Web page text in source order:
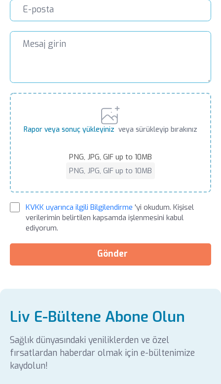
Üniversitesi Sağlık Hizmetleri MYO
2023-2025 İstanbul Rumeli
Üniversitesi Sağlık Bilimleri Fakültesi
Profesör
Rapor veya sonuç yükleyiniz veya sürükleyip bırakınız
PNG, JPG, GIF up to 10MB
PNG, JPG, GIF up to 10MB
KVKK uyarınca ilgili Bilgilendirme 'yi okudum. Kişisel
verilerimin belirtilen kapsamda işlenmesini kabul
ediyorum.
Gönder
Liv E-Bültene Abone Olun
Sağlık dünyasındaki yeniliklerden ve özel
fırsatlardan haberdar olmak için e-bültenimize
kaydolun!